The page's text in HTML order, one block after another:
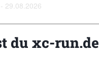
29.08.2026
du xc-run.de